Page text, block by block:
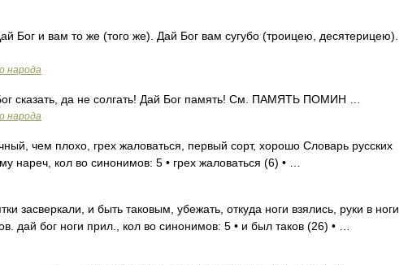
Бог и вам то же (того же). Дай Бог вам сугубо (троицею, десятерицею).
народа
сказать, да не солгать! Дай Бог память! См. ПАМЯТЬ ПОМИН …
народа
чем плохо, грех жаловаться, первый сорт, хорошо Словарь русских
нареч, кол во синонимов: 5 • грех жаловаться (6) • …
засверкали, и быть таковым, убежать, откуда ноги взялись, руки в ноги
дай бог ноги прил., кол во синонимов: 5 • и был таков (26) • …